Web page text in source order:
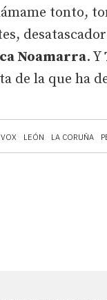
VOX LEÓN LA CORUÑA
tonto,
Noamarra. Y
de la que ha